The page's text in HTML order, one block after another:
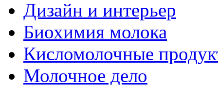
Дизайн и интерьер
Биохимия молока
Кисломолочные
Молочное дело